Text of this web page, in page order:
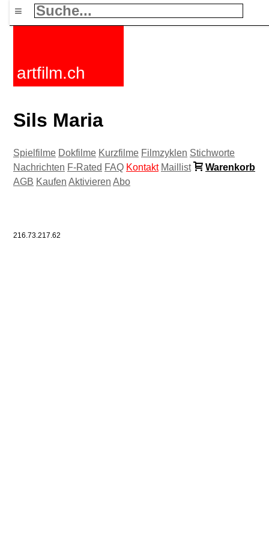
≡
artfilm.ch
Sils Maria
Spielfilme Dokfilme Kurzfilme Filmzyklen Stichworte
Nachrichten F-Rated FAQ Kontakt Maillist
Warenkorb
AGB Kaufen Aktivieren Abo
216.73.217.62